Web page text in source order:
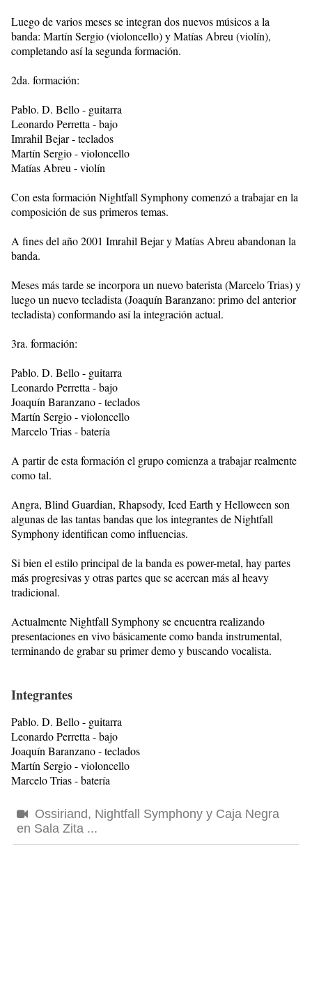
Luego de varios meses se integran dos nuevos músicos a la
banda: Martín Sergio (violoncello) y Matías Abreu (violín),
completando así la segunda formación.
2da. formación:
Pablo. D. Bello - guitarra
Leonardo Perretta - bajo
Imrahil Bejar - teclados
Martín Sergio - violoncello
Matías Abreu - violín
Con esta formación Nightfall Symphony comenzó a trabajar en la
composición de sus primeros temas.
A fines del año 2001 Imrahil Bejar y Matías Abreu abandonan la
banda.
Meses más tarde se incorpora un nuevo baterista (Marcelo Trias) y
luego un nuevo tecladista (Joaquín Baranzano: primo del anterior
tecladista) conformando así la integración actual.
3ra. formación:
Pablo. D. Bello - guitarra
Leonardo Perretta - bajo
Joaquín Baranzano - teclados
Martín Sergio - violoncello
Marcelo Trias - batería
A partir de esta formación el grupo comienza a trabajar realmente
como tal.
Angra, Blind Guardian, Rhapsody, Iced Earth y Helloween son
algunas de las tantas bandas que los integrantes de Nightfall
Symphony identifican como influencias.
Si bien el estilo principal de la banda es power-metal, hay partes
más progresivas y otras partes que se acercan más al heavy
tradicional.
Actualmente Nightfall Symphony se encuentra realizando
presentaciones en vivo básicamente como banda instrumental,
terminando de grabar su primer demo y buscando vocalista.
Integrantes
Pablo. D. Bello - guitarra
Leonardo Perretta - bajo
Joaquín Baranzano - teclados
Martín Sergio - violoncello
Marcelo Trias - batería
Ossiriand, Nightfall Symphony y Caja Negra
en Sala Zita ...